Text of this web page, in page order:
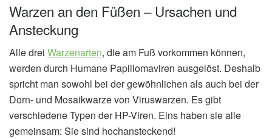
Warzen an den Füßen – Ursachen und
Ansteckung
Alle drei Warzenarten, die am Fuß vorkommen können,
werden durch Humane Papillomaviren ausgelöst. Deshalb
spricht man sowohl bei der gewöhnlichen als auch bei der
Dorn- und Mosaikwarze von Viruswarzen. Es gibt
verschiedene Typen der HP-Viren. Eins haben sie alle
gemeinsam: Sie sind hochansteckend!